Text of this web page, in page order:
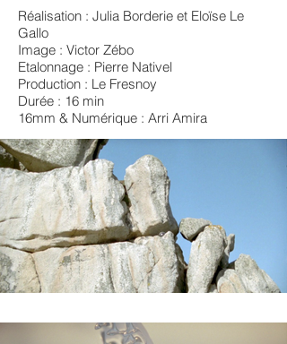
Réalisation : Julia Borderie et Eloïse Le
Gallo
Image : Victor Zébo
Etalonnage : Pierre Nativel
Production : Le Fresnoy
Durée : 16 min
16mm & Numérique : Arri Amira